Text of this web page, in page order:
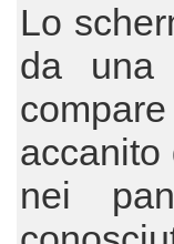
Lo
da una
accanito
nei